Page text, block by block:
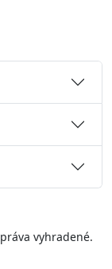
vyhradené.